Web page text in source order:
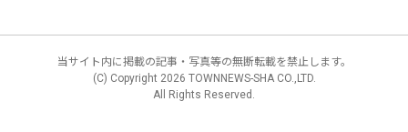
当サイト内に掲載の記事・写真等の無断転載を禁止します。
(C) Copyright 2026 TOWNNEWS-SHA CO.,LTD.
All Rights Reserved.